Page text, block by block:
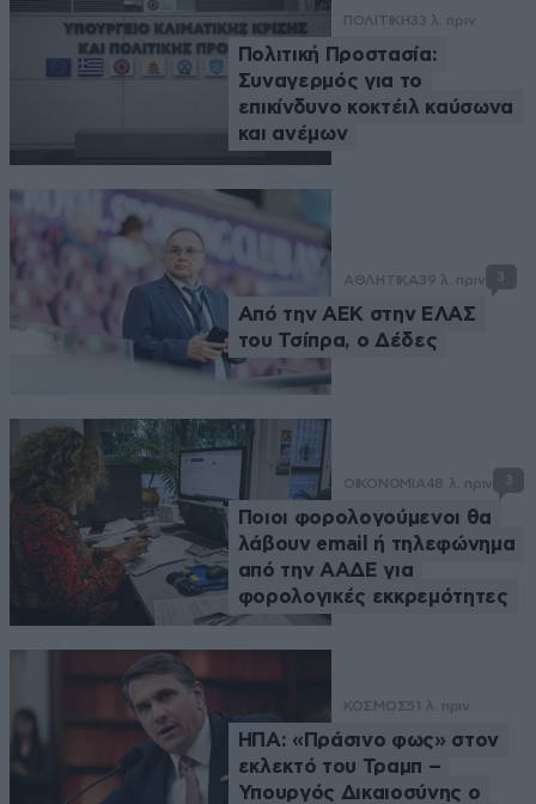
ΠΟΛΙΤΙΚΗ33 λ. πριν
Πολιτική Προστασία:
Συναγερμός για το
επικίνδυνο κοκτέιλ καύσωνα
και ανέμων
ΑΘΛΗΤΙΚΑ39 λ. πριν 3
Από την ΑΕΚ στην ΕΛΑΣ
του Τσίπρα, ο Δέδες
ΟΙΚΟΝΟΜΙΑ48 λ. πριν 3
Ποιοι φορολογούμενοι θα
λάβουν email ή τηλεφώνημα
από την ΑΑΔΕ για
φορολογικές εκκρεμότητες
ΚΟΣΜΟΣ51 λ. πριν
ΗΠΑ: «Πράσινο φως» στον
εκλεκτό του Τραμπ –
Υπουργός Δικαιοσύνης ο